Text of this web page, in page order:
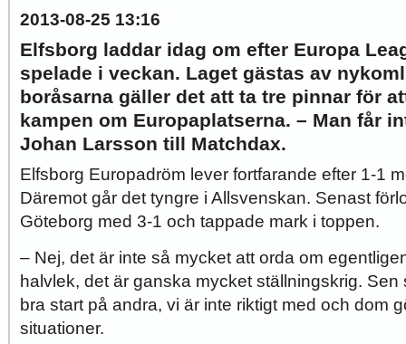
2013-08-25 13:16
Elfsborg laddar idag om efter Europa
spelade i veckan. Laget gästas av
boråsarna gäller det att ta tre pinnar för
kampen om Europaplatserna. – Man får
Johan Larsson till Matchdax.
Elfsborg Europadröm lever fortfarande efter 1-1
Däremot går det tyngre i Allsvenskan. Senast
Göteborg med 3-1 och tappade mark i toppen.
– Nej, det är inte så mycket att orda om
halvlek, det är ganska mycket ställningskrig.
bra start på andra, vi är inte riktigt med och dom
situationer.